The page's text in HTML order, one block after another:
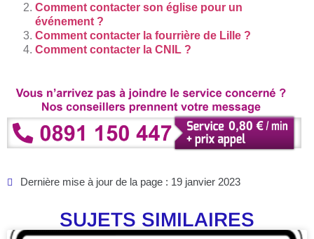
Comment contacter son église pour un
événement ?
Comment contacter la fourrière de Lille ?
Comment contacter la CNIL ?
Dernière mise à jour de la page : 19 janvier 2023
SUJETS SIMILAIRES